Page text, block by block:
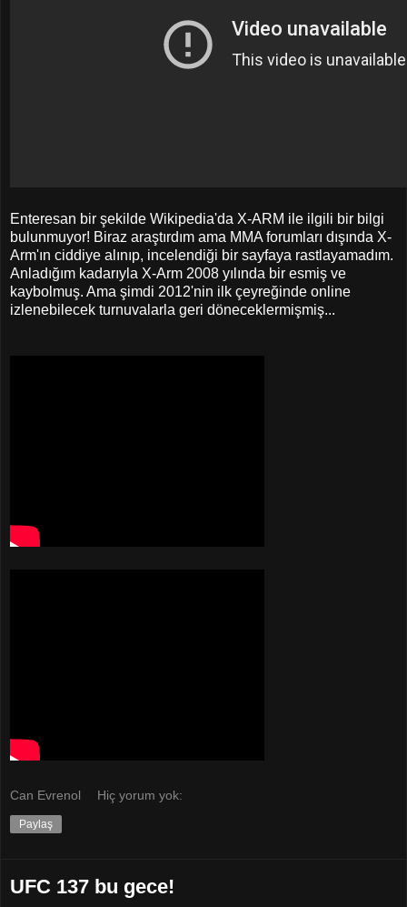
Enteresan bir şekilde Wikipedia'da X-ARM ile ilgili bir bilgi
bulunmuyor! Biraz araştırdım ama MMA forumları dışında X-
Arm'ın ciddiye alınıp, incelendiği bir sayfaya rastlayamadım.
Anladığım kadarıyla X-Arm 2008 yılında bir esmiş ve
kaybolmuş. Ama şimdi 2012'nin ilk çeyreğinde online
izlenebilecek turnuvalarla geri döneceklermişmiş...
Can Evrenol Hiç yorum yok:
Paylaş
UFC 137 bu gece!